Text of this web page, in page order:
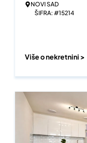
NOVI SAD
ŠIFRA: #15214
Više o nekretnini >